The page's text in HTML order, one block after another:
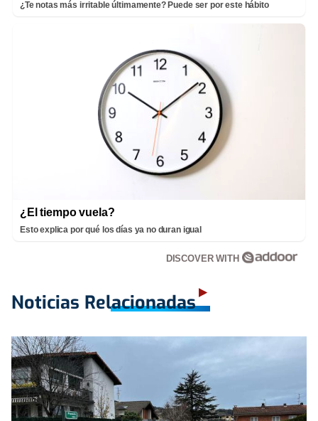
¿Te notas más irritable últimamente? Puede ser por este hábito
¿El tiempo vuela?
Esto explica por qué los días ya no duran igual
DISCOVER WITH
Noticias Relacionadas